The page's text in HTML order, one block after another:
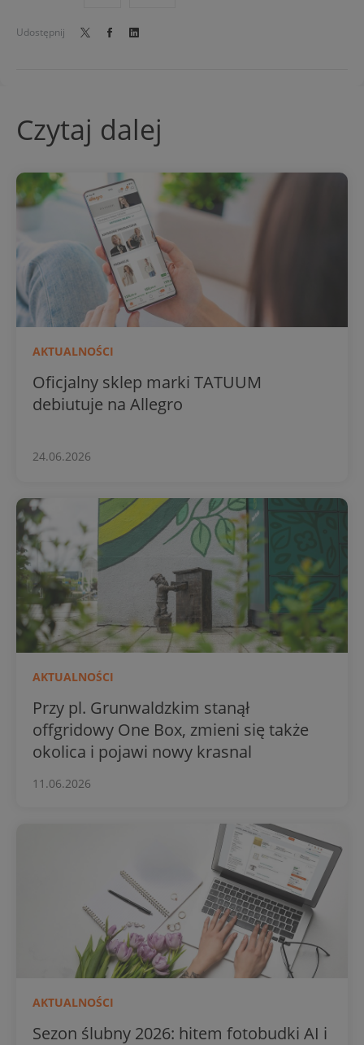
Udostępnij
Czytaj dalej
AKTUALNOŚCI
Oficjalny sklep marki TATUUM
debiutuje na Allegro
24.06.2026
AKTUALNOŚCI
Przy pl. Grunwaldzkim stanął
offgridowy One Box, zmieni się także
okolica i pojawi nowy krasnal
11.06.2026
AKTUALNOŚCI
Sezon ślubny 2026: hitem fotobudki AI i